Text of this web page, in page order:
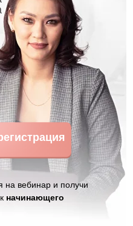
на вебинар и получи
начинающего